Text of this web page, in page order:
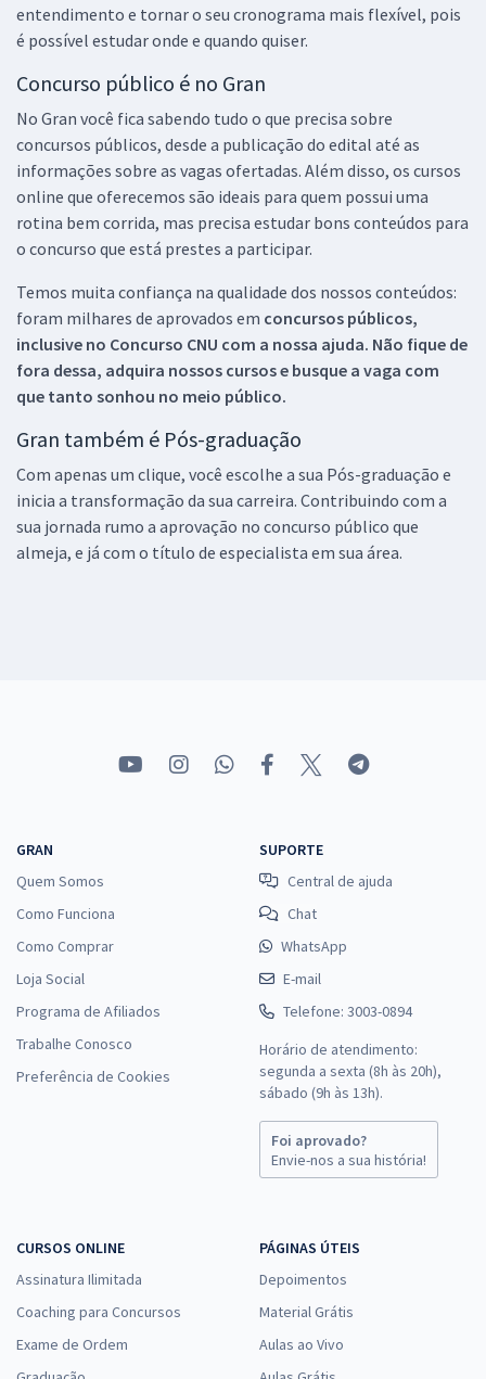
entendimento e tornar o seu cronograma mais flexível, pois
é possível estudar onde e quando quiser.
Concurso público é no Gran
No Gran você fica sabendo tudo o que precisa sobre
concursos públicos, desde a publicação do edital até as
informações sobre as vagas ofertadas. Além disso, os cursos
online que oferecemos são ideais para quem possui uma
rotina bem corrida, mas precisa estudar bons conteúdos para
o concurso que está prestes a participar.
Temos muita confiança na qualidade dos nossos conteúdos:
foram milhares de aprovados em concursos públicos,
inclusive no Concurso CNU com a nossa ajuda. Não fique de
fora dessa, adquira nossos cursos e busque a vaga com
que tanto sonhou no meio público.
Gran também é Pós-graduação
Com apenas um clique, você escolhe a sua Pós-graduação e
inicia a transformação da sua carreira. Contribuindo com a
sua jornada rumo a aprovação no concurso público que
almeja, e já com o título de especialista em sua área.
GRAN
Quem Somos
Como Funciona
Como Comprar
Loja Social
Programa de Afiliados
Trabalhe Conosco
Preferência de Cookies
SUPORTE
Central de ajuda
Chat
WhatsApp
E-mail
Telefone: 3003-0894
Horário de atendimento:
segunda a sexta (8h às 20h),
sábado (9h às 13h).
Foi aprovado?
Envie-nos a sua história!
CURSOS ONLINE
Assinatura Ilimitada
Coaching para Concursos
Exame de Ordem
PÁGINAS ÚTEIS
Depoimentos
Material Grátis
Aulas ao Vivo